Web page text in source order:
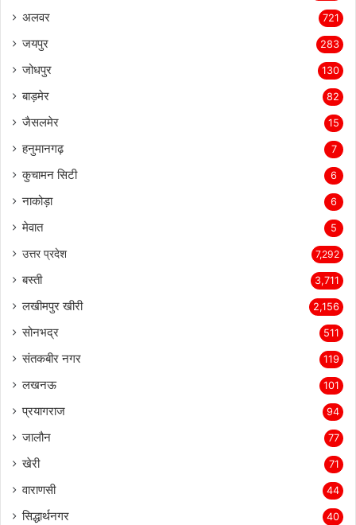
अलवर 721
जयपुर 283
जोधपुर 130
बाड़मेर 82
जैसलमेर 15
हनुमानगढ़ 7
कुचामन सिटी 6
नाकोड़ा 6
मेवात 5
उत्तर प्रदेश 7,292
बस्ती 3,711
लखीमपुर खीरी 2,156
सोनभद्र 511
संतकबीर नगर 119
लखनऊ 101
प्रयागराज 94
जालौन 77
खेरी 71
वाराणसी 44
सिद्धार्थनगर 40